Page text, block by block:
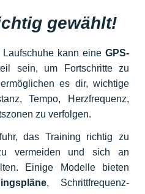
gewählt!
kann eine GPS-
sein, um Fortschritte zu
ermöglichen es dir, wichtige
Tempo, Herzfrequenz,
zu verfolgen.
das Training richtig zu
vermeiden und sich an
Einige Modelle bieten
, Schrittfrequenz-